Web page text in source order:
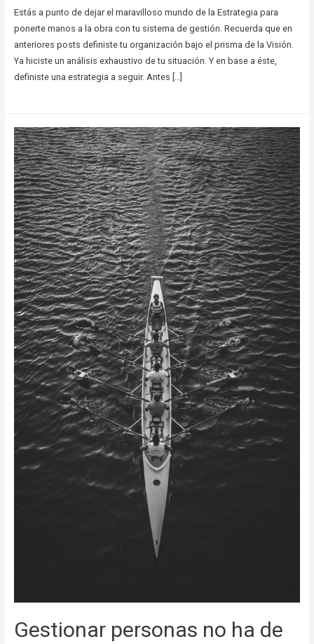
Estás a punto de dejar el maravilloso mundo de la Estrategia para
ponerte manos a la obra con tu sistema de gestión. Recuerda que en
anteriores posts definiste tu organización bajo el prisma de la Visión.
Ya hiciste un análisis exhaustivo de tu situación. Y en base a éste,
definiste una estrategia a seguir. Antes […]
Gestionar personas no ha de